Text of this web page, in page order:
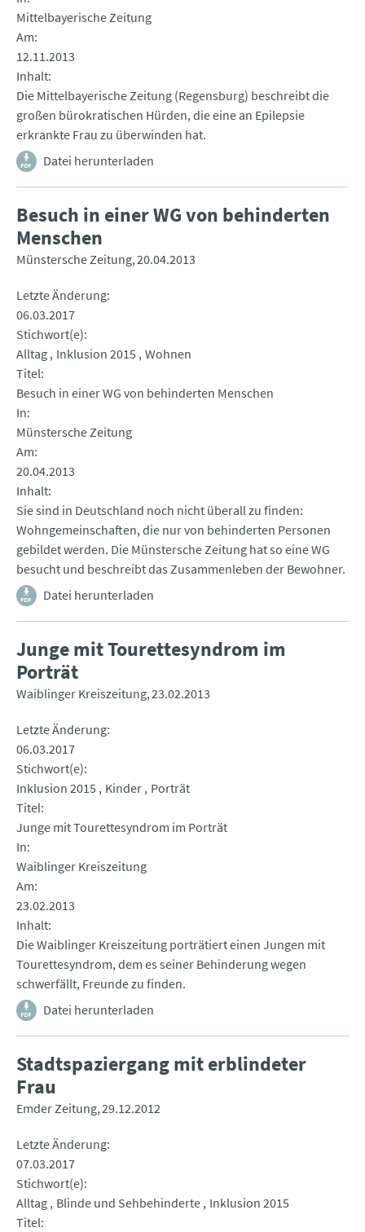
Mittelbayerische Zeitung
Am
12.11.2013
Inhalt
Die Mittelbayerische Zeitung (Regensburg) beschreibt die
großen bürokratischen Hürden, die eine an Epilepsie
erkrankte Frau zu überwinden hat.
Datei herunterladen
Besuch in einer WG von behinderten
Menschen
Münstersche Zeitung 20.04.2013
Letzte Änderung
06.03.2017
Stichwort(e)
Alltag Inklusion 2015 Wohnen
Titel
Besuch in einer WG von behinderten Menschen
In
Münstersche Zeitung
Am
20.04.2013
Inhalt
Sie sind in Deutschland noch nicht überall zu finden:
Wohngemeinschaften, die nur von behinderten Personen
gebildet werden. Die Münstersche Zeitung hat so eine WG
besucht und beschreibt das Zusammenleben der Bewohner.
Datei herunterladen
Junge mit Tourettesyndrom im
Porträt
Waiblinger Kreiszeitung 23.02.2013
Letzte Änderung
06.03.2017
Stichwort(e)
Inklusion 2015
Kinder Porträt
Titel
Junge mit Tourettesyndrom im Porträt
In
Waiblinger Kreiszeitung
Am
23.02.2013
Inhalt
Die Waiblinger Kreiszeitung porträtiert einen Jungen mit
Tourettesyndrom, dem es seiner Behinderung wegen
schwerfällt, Freunde zu finden.
Datei herunterladen
Stadtspaziergang mit erblindeter
Frau
Emder Zeitung 29.12.2012
Letzte Änderung
07.03.2017
Stichwort(e)
Alltag Blinde und Sehbehinderte Inklusion 2015
Titel